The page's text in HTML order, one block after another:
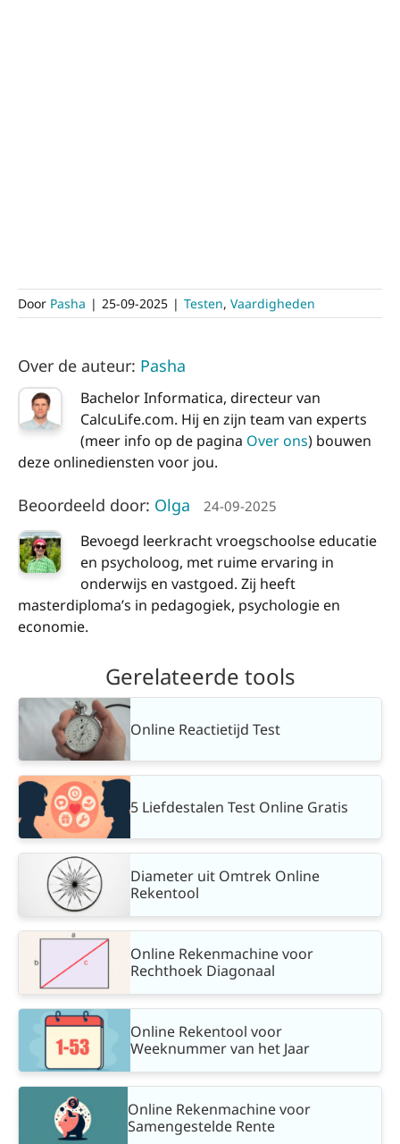
Door Pasha | 25-09-2025 | Testen, Vaardigheden
Over de auteur: Pasha
Bachelor Informatica, directeur van
CalcuLife.com. Hij en zijn team van experts
(meer info op de pagina Over ons) bouwen
deze onlinediensten voor jou.
Beoordeeld door: Olga 24-09-2025
Bevoegd leerkracht vroegschoolse educatie
en psycholoog, met ruime ervaring in
onderwijs en vastgoed. Zij heeft
masterdiploma’s in pedagogiek, psychologie en
economie.
Gerelateerde tools
Online Reactietijd Test
5 Liefdestalen Test Online Gratis
Diameter uit Omtrek Online
Rekentool
Online Rekenmachine voor
Rechthoek Diagonaal
Online Rekentool voor
Weeknummer van het Jaar
Online Rekenmachine voor
Samengestelde Rente